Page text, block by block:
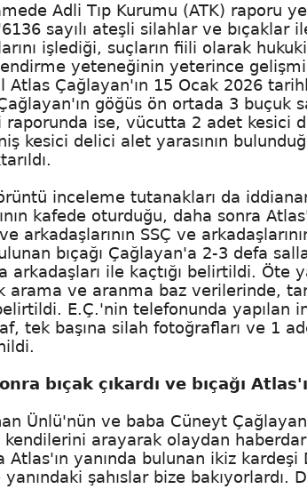
Adli Tıp Kurumu (ATK) raporu
sayılı ateşli silahlar ve
işlediği, suçların fiili olarak hukuki
yeteneğinin yeterince
Atlas Çağlayan'ın 15 Ocak 2026
göğüs ön ortada 3
raporunda ise, vücutta 2 adet kesici
kesici delici alet yarasının
inceleme tutanakları da
kafede oturduğu, daha sonra
arkadaşlarının SSÇ ve
bıçağı Çağlayan'a 2-3 defa
arkadaşları ile kaçtığı belirtildi.
arama ve aranma baz verilerinde,
E.Ç.'nin telefonunda
tek başına silah fotoğrafları ve 1
bıçak çıkardı ve bıçağı
Ünlü'nün ve baba Cüneyt
kendilerini arayarak olaydan
Atlas'ın yanında bulunan ikiz
şahıslar bize bakıyorlardı.